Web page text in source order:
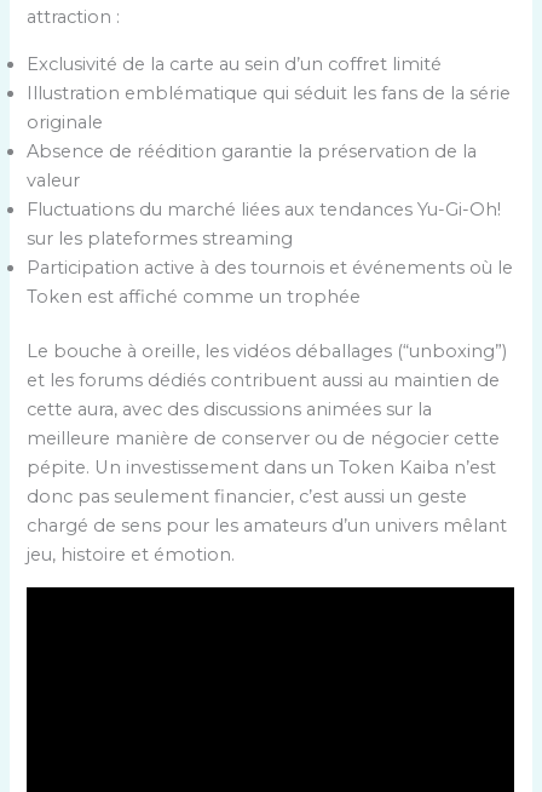
attraction :
Exclusivité de la carte au sein d’un coffret limité
Illustration emblématique qui séduit les fans de la série
originale
Absence de réédition garantie la préservation de la
valeur
Fluctuations du marché liées aux tendances Yu-Gi-Oh!
sur les plateformes streaming
Participation active à des tournois et événements où le
Token est affiché comme un trophée
Le bouche à oreille, les vidéos déballages (“unboxing”)
et les forums dédiés contribuent aussi au maintien de
cette aura, avec des discussions animées sur la
meilleure manière de conserver ou de négocier cette
pépite. Un investissement dans un Token Kaiba n’est
donc pas seulement financier, c’est aussi un geste
chargé de sens pour les amateurs d’un univers mêlant
jeu, histoire et émotion.